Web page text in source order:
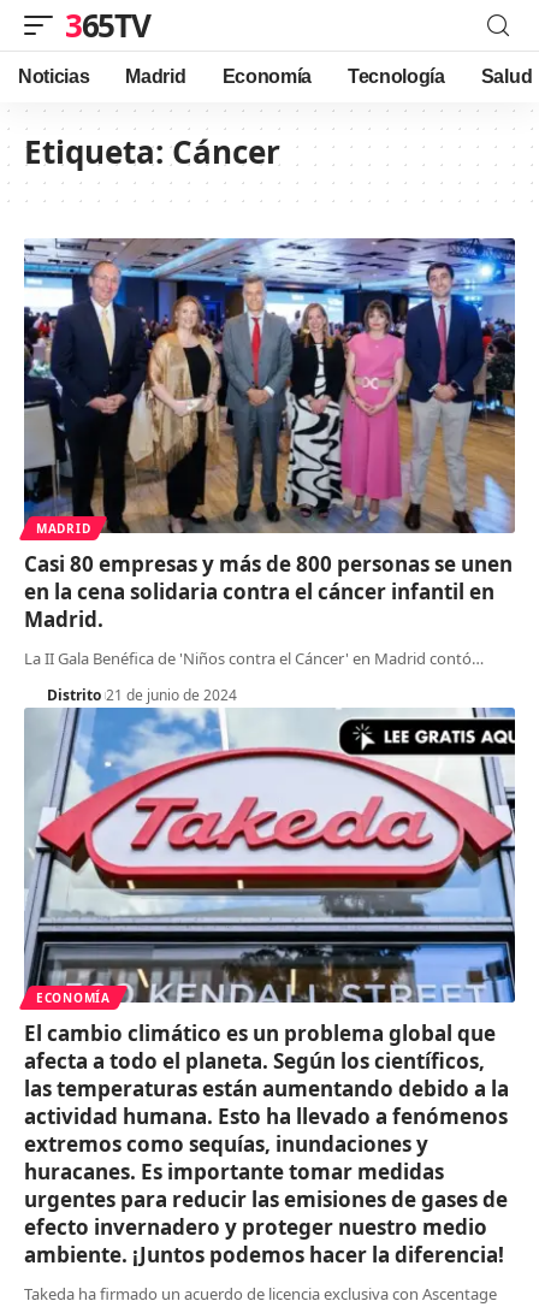
365TV
Noticias Madrid Economía Tecnología Salud
Etiqueta:Cáncer
MADRID
Casi 80 empresas y más de 800 personas se unen
en la cena solidaria contra el cáncer infantil en
Madrid.
La II Gala Benéfica de 'Niños contra el Cáncer' en Madrid contó…
Distrito 21 de junio de 2024
ECONOMÍA
El cambio climático es un problema global que
afecta a todo el planeta. Según los científicos,
las temperaturas están aumentando debido a la
actividad humana. Esto ha llevado a fenómenos
extremos como sequías, inundaciones y
huracanes. Es importante tomar medidas
urgentes para reducir las emisiones de gases de
efecto invernadero y proteger nuestro medio
ambiente. ¡Juntos podemos hacer la diferencia!
Takeda ha firmado un acuerdo de licencia exclusiva con Ascentage